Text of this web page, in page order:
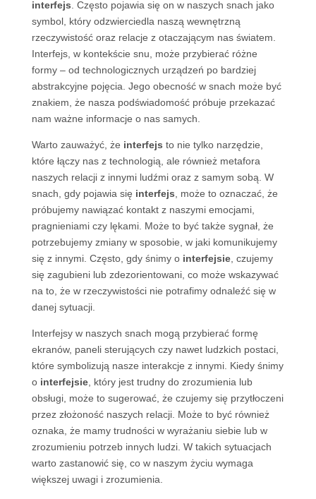
interfejs . Często pojawia się on w naszych snach jako
symbol, który odzwierciedla naszą wewnętrzną
rzeczywistość oraz relacje z otaczającym nas światem.
Interfejs, w kontekście snu, może przybierać różne
formy – od technologicznych urządzeń po bardziej
abstrakcyjne pojęcia. Jego obecność w snach może być
znakiem, że nasza podświadomość próbuje przekazać
nam ważne informacje o nas samych.
Warto zauważyć, że interfejs to nie tylko narzędzie,
które łączy nas z technologią, ale również metafora
naszych relacji z innymi ludźmi oraz z samym sobą. W
snach, gdy pojawia się interfejs , może to oznaczać, że
próbujemy nawiązać kontakt z naszymi emocjami,
pragnieniami czy lękami. Może to być także sygnał, że
potrzebujemy zmiany w sposobie, w jaki komunikujemy
się z innymi. Często, gdy śnimy o interfejsie, czujemy
się zagubieni lub zdezorientowani, co może wskazywać
na to, że w rzeczywistości nie potrafimy odnaleźć się w
danej sytuacji.
Interfejsy w naszych snach mogą przybierać formę
ekranów, paneli sterujących czy nawet ludzkich postaci,
które symbolizują nasze interakcje z innymi. Kiedy śnimy
o interfejsie, który jest trudny do zrozumienia lub
obsługi, może to sugerować, że czujemy się przytłoczeni
przez złożoność naszych relacji. Może to być również
oznaka, że mamy trudności w wyrażaniu siebie lub w
zrozumieniu potrzeb innych ludzi. W takich sytuacjach
warto zastanowić się, co w naszym życiu wymaga
większej uwagi i zrozumienia.